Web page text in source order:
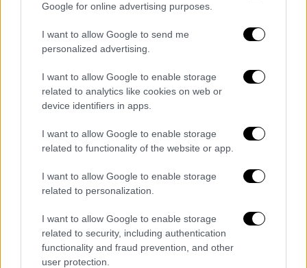
Google for online advertising purposes.
I want to allow Google to send me
personalized advertising.
I want to allow Google to enable storage
related to analytics like cookies on web or
device identifiers in apps.
I want to allow Google to enable storage
related to functionality of the website or app.
I want to allow Google to enable storage
related to personalization.
I want to allow Google to enable storage
related to security, including authentication
functionality and fraud prevention, and other
user protection.
Την Παρασκευή (27/3), το US Central
Commandεπιβεβαίωσε ότι2.200
πεζοναύτεςαπό την 31η MEU είχαν φτάσει
στα νερά της Μέσης Ανατολής, μετά την
εντολή αναχώρησής τους από το Σασέμπο
της Ιαπωνίας, όπου βρίσκονται συνήθως,
, με
περίπου 2.500 πεζοναύτεςαπό την 11η MEU,
επίσης καθ’ οδόν
αφού αναχώρησε από
το Σαν Ντιέγκο στις 18 Μαρτίου. Επιπλέον,
το Πεντάγωνο διέταξε
στρατιώτες από την 82η Αερομεταφερόμενη
Μεραρχία του Στρατού των ΗΠΑ να
αρχίσουν
τη μετακίνηση τουςπρος τη Μέση Ανατολή.